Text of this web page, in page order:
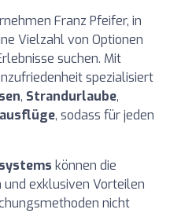
Franz Pfeifer, in
Vielzahl von Optionen
suchen. Mit
spezialisiert
, Strandurlaube,
, sodass für jeden
können die
exklusiven Vorteilen
nicht